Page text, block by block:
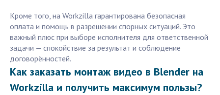
Кроме того, на Workzilla гарантирована безопасная
оплата и помощь в разрешении спорных ситуаций. Это
важный плюс при выборе исполнителя для ответственной
задачи — спокойствие за результат и соблюдение
договорённостей.
Как заказать монтаж видео в Blender на
Workzilla и получить максимум пользы?